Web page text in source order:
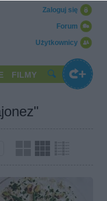
Użytkownicy
Forum
Zaloguj się
FILMY